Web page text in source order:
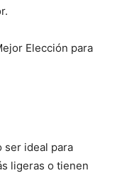
ser ideal para
ligeras o tienen